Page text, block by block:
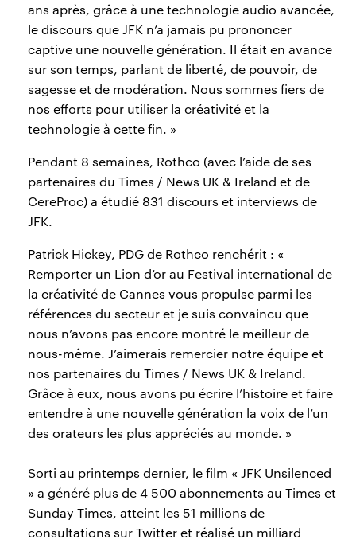
ans après, grâce à une technologie audio avancée,
le discours que JFK n’a jamais pu prononcer
captive une nouvelle génération. Il était en avance
sur son temps, parlant de liberté, de pouvoir, de
sagesse et de modération. Nous sommes fiers de
nos efforts pour utiliser la créativité et la
technologie à cette fin. »
Pendant 8 semaines, Rothco (avec l’aide de ses
partenaires du Times / News UK & Ireland et de
CereProc) a étudié 831 discours et interviews de
JFK.
Patrick Hickey, PDG de Rothco renchérit : «
Remporter un Lion d’or au Festival international de
la créativité de Cannes vous propulse parmi les
références du secteur et je suis convaincu que
nous n’avons pas encore montré le meilleur de
nous-même. J’aimerais remercier notre équipe et
nos partenaires du Times / News UK & Ireland.
Grâce à eux, nous avons pu écrire l’histoire et faire
entendre à une nouvelle génération la voix de l’un
des orateurs les plus appréciés au monde. »
Sorti au printemps dernier, le film « JFK Unsilenced
» a généré plus de 4 500 abonnements au Times et
Sunday Times, atteint les 51 millions de
consultations sur Twitter et réalisé un milliard